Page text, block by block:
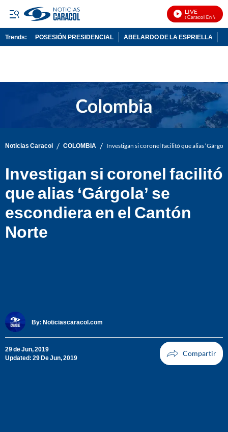
LIVE
Noticias Caracol En Vivo
Trends: POSESIÓN PRESIDENCIAL ABELARDO DE LA ESPRIELLA
Noticias Caracol / COLOMBIA / Investigan si coronel facilitó que alias
Investigan si coronel facilitó
que alias ‘Gárgola’ se
escondiera en el Cantón
Norte
By: Noticiascaracol.com
29 de Jun, 2019
Updated: 29 De Jun, 2019